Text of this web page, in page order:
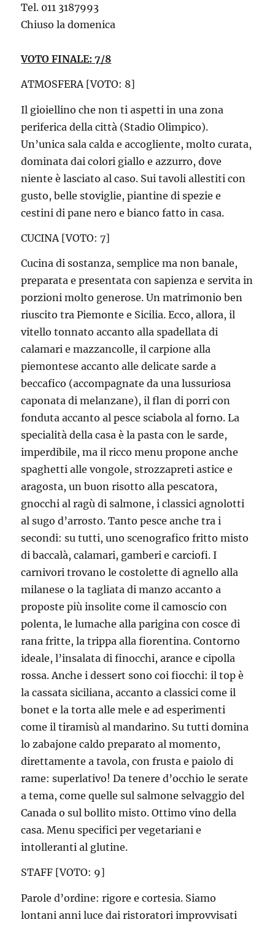
Tel. 011 3187993
Chiuso la domenica
VOTO FINALE: 7/8
ATMOSFERA [VOTO: 8]
Il gioiellino che non ti aspetti in una zona
periferica della città (Stadio Olimpico).
Un’unica sala calda e accogliente, molto curata,
dominata dai colori giallo e azzurro, dove
niente è lasciato al caso. Sui tavoli allestiti con
gusto, belle stoviglie, piantine di spezie e
cestini di pane nero e bianco fatto in casa.
CUCINA [VOTO: 7]
Cucina di sostanza, semplice ma non banale,
preparata e presentata con sapienza e servita in
porzioni molto generose. Un matrimonio ben
riuscito tra Piemonte e Sicilia. Ecco, allora, il
vitello tonnato accanto alla spadellata di
calamari e mazzancolle, il carpione alla
piemontese accanto alle delicate sarde a
beccafico (accompagnate da una lussuriosa
caponata di melanzane), il flan di porri con
fonduta accanto al pesce sciabola al forno. La
specialità della casa è la pasta con le sarde,
imperdibile, ma il ricco menu propone anche
spaghetti alle vongole, strozzapreti astice e
aragosta, un buon risotto alla pescatora,
gnocchi al ragù di salmone, i classici agnolotti
al sugo d’arrosto. Tanto pesce anche tra i
secondi: su tutti, uno scenografico fritto misto
di baccalà, calamari, gamberi e carciofi. I
carnivori trovano le costolette di agnello alla
milanese o la tagliata di manzo accanto a
proposte più insolite come il camoscio con
polenta, le lumache alla parigina con cosce di
rana fritte, la trippa alla fiorentina. Contorno
ideale, l’insalata di finocchi, arance e cipolla
rossa. Anche i dessert sono coi fiocchi: il top è
la cassata siciliana, accanto a classici come il
bonet e la torta alle mele e ad esperimenti
come il tiramisù al mandarino. Su tutti domina
lo zabajone caldo preparato al momento,
direttamente a tavola, con frusta e paiolo di
rame: superlativo! Da tenere d’occhio le serate
a tema, come quelle sul salmone selvaggio del
Canada o sul bollito misto. Ottimo vino della
casa. Menu specifici per vegetariani e
intolleranti al glutine.
STAFF [VOTO: 9]
Parole d’ordine: rigore e cortesia. Siamo
lontani anni luce dai ristoratori improvvisati